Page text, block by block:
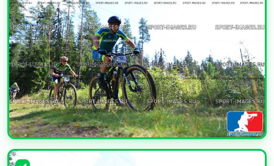
УВЕЛИЧИТЬ